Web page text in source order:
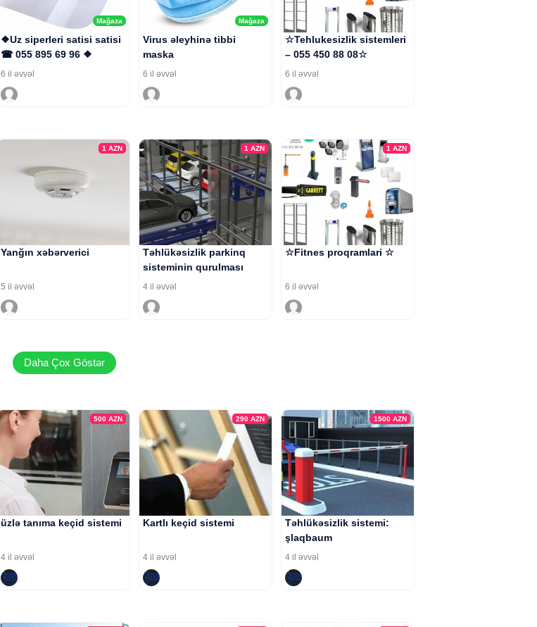
Mağaza
❖Uz siperleri satisi satisi
☎ 055 895 69 96 ❖
6 il əvvəl
Mağaza
Virus əleyhinə tibbi
maska
6 il əvvəl
☆Tehlukesizlik sistemleri
– 055 450 88 08☆
6 il əvvəl
1 AZN
Yanğın xəbərverici
5 il əvvəl
1 AZN
Təhlükəsizlik parkinq
sisteminin qurulması
4 il əvvəl
1 AZN
☆Fitnes proqramlari ☆
6 il əvvəl
Daha Çox Göstər
500 AZN
üzlə tanıma keçid sistemi
4 il əvvəl
290 AZN
Kartlı keçid sistemi
4 il əvvəl
1500 AZN
Təhlükəsizlik sistemi:
şlaqbaum
4 il əvvəl